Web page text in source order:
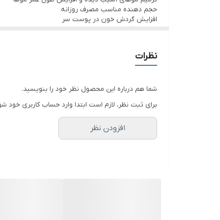
حجم دهنده مناسب مصرف روزانه
افزایش گردش خون در پوست سر
درخشان کننده
نظرات
شما هم درباره این محصول نظر خود را بنویسید.
برای ثبت نظر، لازم است ابتدا وارد حساب کاربری خود
افزودن نظر